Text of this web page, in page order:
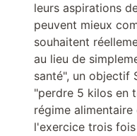
leurs aspirations
peuvent mieux
souhaitent
au lieu de
santé", un objectif
"perdre 5 kilos en
régime
l'exercice trois fois